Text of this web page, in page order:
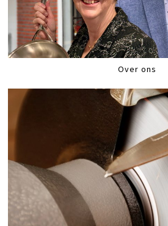
Over ons